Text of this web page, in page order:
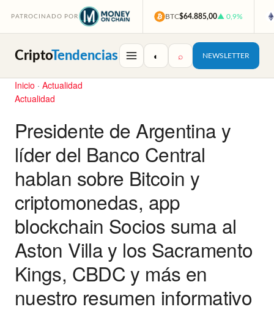
PATROCINADO POR BTC$64.885,00▲ 0,9%
CriptoTendencias ◐ ⌕ NEWSLETTER
Inicio · Actualidad
Actualidad
Presidente de Argentina y
líder del Banco Central
hablan sobre Bitcoin y
criptomonedas, app
blockchain Socios suma al
Aston Villa y los Sacramento
Kings, CBDC y más en
nuestro resumen informativo